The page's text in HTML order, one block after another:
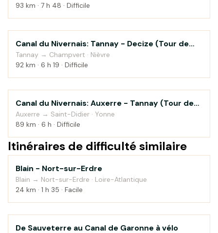
93 km · 7 h 48 · Difficile
Au fil de l'eau
Canal du Nivernais: Tannay - Decize (Tour de
Bourgogne à vélo)
Tannay → Champvert · Nièvre
92 km · 6 h 19 · Difficile
Au fil de l'eau
Canal du Nivernais: Auxerre - Tannay (Tour de
Bourgogne à vélo)
Auxerre → Saint-Didier · Yonne
89 km · 6 h · Difficile
Itinéraires de difficulté similaire
Au fil de l'eau
Blain - Nort-sur-Erdre
Blain → Nort-sur-Erdre · Loire-Atlantique
24 km · 1 h 35 · Facile
Au fil de l'eau
De Sauveterre au Canal de Garonne à vélo